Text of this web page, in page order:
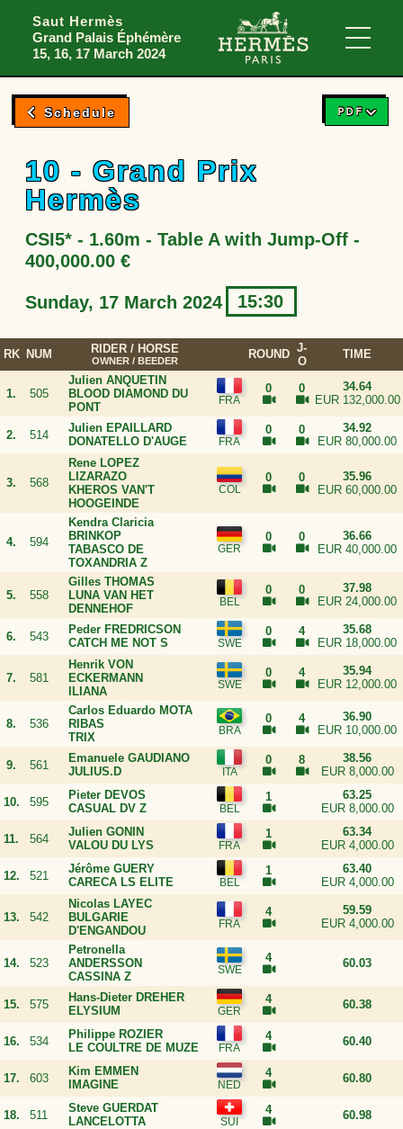
Saut Hermès
Grand Palais Éphémère
15, 16, 17 March 2024
Schedule PDF
10 - Grand Prix
Hermès
CSI5* - 1.60m - Table A with Jump-Off -
400,000.00 €
Sunday, 17 March 2024 15:30
RK NUM RIDER/ HORSE
OWNER / BEEDER ROUND J-
O
TIME
1. 505
Julien ANQUETIN
BLOOD DIAMOND DU
PONT
0 0
34.64
EUR 132,000.00
2. 514
Julien EPAILLARD
DONATELLO D'AUGE
0 0
34.92
EUR 80,000.00
3. 568
Rene LOPEZ
LIZARAZO
KHEROS VAN'T
HOOGEINDE
0 0
35.96
EUR 60,000.00
4. 594
Kendra Claricia
BRINKOP
TABASCO DE
TOXANDRIA Z
0 0
36.66
EUR 40,000.00
5. 558
Gilles THOMAS
LUNA VAN HET
DENNEHOF
0 0
37.98
EUR 24,000.00
6. 543
Peder FREDRICSON
CATCH ME NOT S
0 4
35.68
EUR 18,000.00
7. 581
Henrik VON
ECKERMANN
ILIANA
0 4
35.94
EUR 12,000.00
8. 536
Carlos Eduardo MOTA
RIBAS
TRIX
0 4
36.90
EUR 10,000.00
9. 561
Emanuele GAUDIANO
JULIUS.D
0 8
38.56
EUR 8,000.00
10. 595
Pieter DEVOS
CASUAL DV Z
1
63.25
EUR 8,000.00
11. 564
Julien GONIN
VALOU DU LYS
1
63.34
EUR 4,000.00
12. 521
Jérôme GUERY
CARECA LS ELITE
1
63.40
EUR 4,000.00
13. 542
Nicolas LAYEC
BULGARIE
D'ENGANDOU
4
59.59
EUR 4,000.00
14. 523
Petronella
ANDERSSON
CASSINA Z
4 60.03
15. 575
Hans-Dieter DREHER
ELYSIUM
4 60.38
16. 534
Philippe ROZIER
LE COULTRE DE MUZE
4 60.40
17. 603
Kim EMMEN
IMAGINE
4 60.80
18. 511
Steve GUERDAT
LANCELOTTA
4 60.98